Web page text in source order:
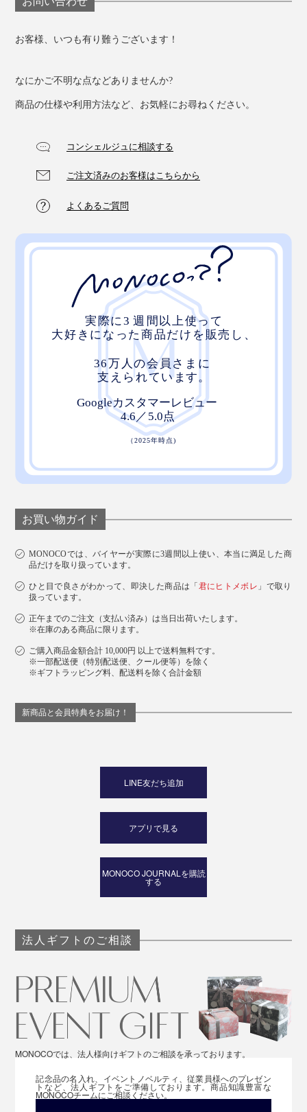
ります。
お客様、いつも有り難うございます！
なにかご不明な点などありませんか?
商品の仕様や利用方法など、お気軽にお尋ねください。
コンシェルジュに相談する
ご注文済みのお客様はこちらから
よくあるご質問
お買い物ガイド
MONOCOでは、バイヤーが実際に3週間以上使い、本当に満足した商
品だけを取り扱っています。
ひと目で良さがわかって、即決した商品は「 君にヒトメボレ 」で取り
扱っています。
正午までのご注文（支払い済み）は当日出荷いたします。
※在庫のある商品に限ります。
ご購入商品金額合計 10,000円 以上で送料無料です。
※一部配送便（特別配送便、クール便等）を除く
※ギフトラッピング料、配送料を除く合計金額
新商品と会員特典をお届け！
LINE友だち追加
アプリで見る
MONOCO JOURNALを購読
する
法人ギフトのご相談
MONOCOでは、法人様向けギフトのご相談を承っております。
記念品の名入れ、イベントノベルティ、従業員様へのプレゼン
トなど、法人ギフトをご準備しております。商品知識豊富な
MONOCOチームにご相談ください。